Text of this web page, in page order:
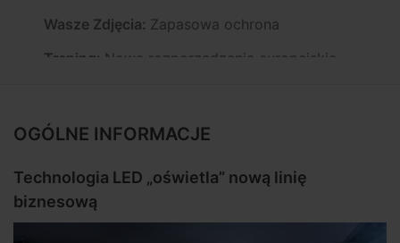
Wasze Zdjęcia: Zapasowa ochrona
Trening: Nowe rozporządzenie europejskie
istniejącej instalacji
Canaria, Hiszpania)
Czy wiesz, że...:
OGÓLNE INFORMACJE
Technologia LED „oświetla” nową linię
biznesową